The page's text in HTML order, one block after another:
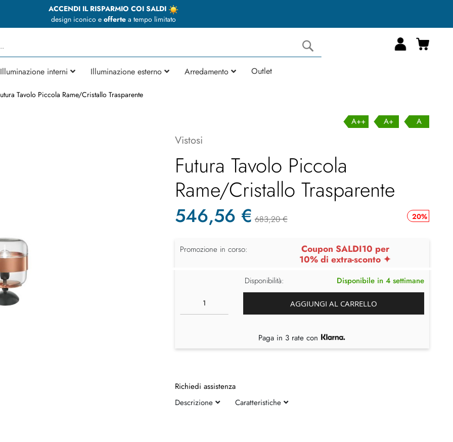
ACCENDI IL RISPARMIO COI SALDI
design iconico e offertea tempo limitato
Cerca
Carrello
Illuminazione interni Illuminazione esterno Arredamento Outlet
Tavolo Piccola Rame/Cristallo Trasparente
A++ A+ A
Vistosi
Futura Tavolo Piccola
Rame/Cristallo Trasparente
20%
546,56 € 683,20 €
Promozione in corso:
Coupon SALDI10 per
10% di extra-sconto ✦
Disponibilità: Disponibile in 4 settimane
AGGIUNGI AL CARRELLO
Paga in 3 rate con
Richiedi assistenza
Descrizione
Caratteristiche